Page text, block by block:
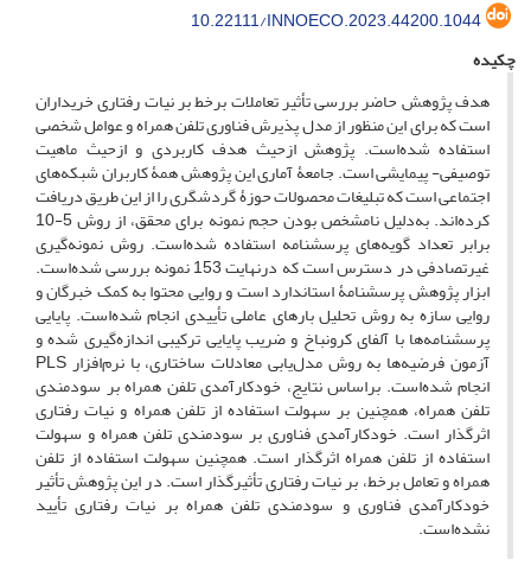
10.22111/INNOECO.2023.44200.1044
چکیده
هدف پژوهش حاضر بررسی تأثیر تعاملات برخط بر نیات رفتاری خریداران
است که برای این منظور از مدل پذیرش فناوری تلفن همراه و عوامل شخصی
استفاده شده‌است. پژوهش ازحیث هدف کاربردی و ازحیث ماهیت
توصیفی‌- پیمایشی است. جامعۀ آماری این پژوهش همۀ کاربران شبکه‌های
اجتماعی است که تبلیغات محصولات حوزۀ گردشگری را از این طریق دریافت
کرده‌اند. به‌دلیل نامشخص بودن حجم نمونه برای محقق، از روش 5-10
برابر تعداد گویه‌های پرسشنامه استفاده شده‌است. روش نمونه‌گیری
غیرتصادفی در دسترس است که درنهایت 153 نمونه بررسی شده‌است.
ابزار پژوهش پرسشنامۀ استاندارد است و روایی محتوا به کمک خبرگان و
روایی سازه به روش تحلیل بارهای عاملی تأییدی انجام شده‌است. پایایی
پرسشنامه‌ها با آلفای کرونباخ و ضریب پایایی ترکیبی اندازه‌گیری شده و
آزمون فرضیه‌ها به روش مدل‌یابی معادلات ساختاری، با نرم‌افزار PLS
انجام شده‌است. براساس نتایج، خودکارآمدی تلفن همراه بر سودمندی
تلفن همراه، همچنین بر سهولت استفاده از تلفن همراه و نیات رفتاری
اثرگذار است. خودکارآمدی فناوری بر سودمندی تلفن همراه و سهولت
استفاده از تلفن همراه اثرگذار است. همچنین سهولت استفاده از تلفن
همراه و تعامل برخط، بر نیات رفتاری تأثیرگذار است. در این پژوهش تأثیر
خودکارآمدی فناوری و سودمندی تلفن همراه بر نیات رفتاری تأیید
نشده‌است.